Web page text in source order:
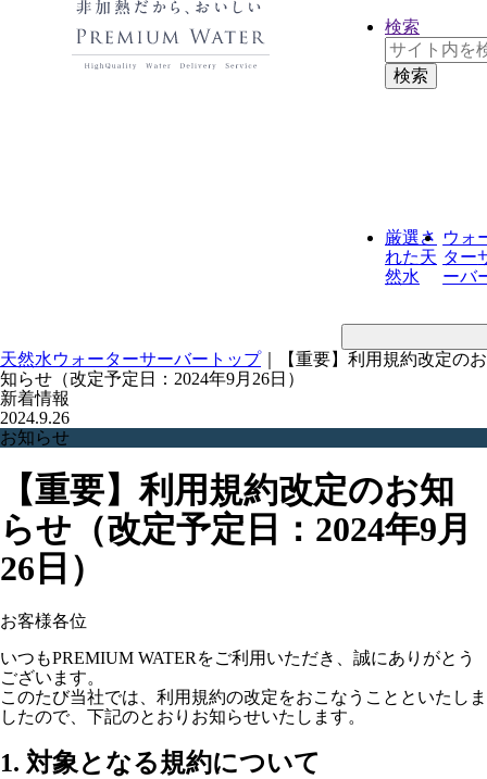
厳選さ
れた天
然水
ウォ
ター
ーバ
検索
天然水ウォーターサーバートップ｜
【重要】利用規約改定のお
知らせ（改定予定日：2024年9月26日）
新着情報
2024.9.26
お知らせ
【重要】利用規約改定のお知
らせ（改定予定日：2024年9月
26日）
お客様各位
いつもPREMIUM WATERをご利用いただき、誠にありがとう
ございます。
このたび当社では、利用規約の改定をおこなうことといたしま
したので、下記のとおりお知らせいたします。
1. 対象となる規約について